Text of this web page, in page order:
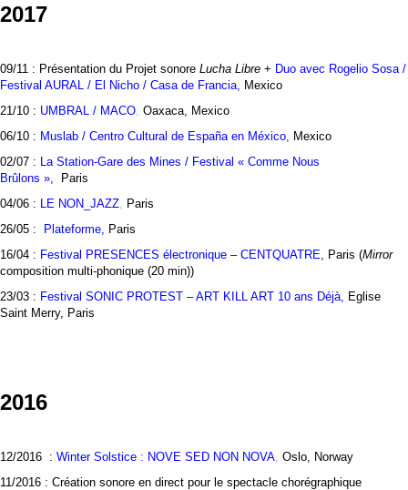
2017
09/11 : Présentation du Projet sonore Lucha Libre + Duo avec Rogelio Sosa /
Festival AURAL / El Nicho / Casa de Francia Mexico
21/10 : UMBRAL / MACO Oaxaca, Mexico
06/10 : Muslab / Centro Cultural de España en México, Mexico
02/07 : La Station-Gare des Mines / Festival « Comme Nous
Brûlons »,
Paris
04/06 : LE NON_JAZZ Paris
26/05 : Plateforme, Paris
16/04 : Festival PRESENCES électronique – CENTQUATRE , Paris (Mirror
composition multi-phonique (20 min))
23/03 : Festival SONIC PROTEST – ART KILL ART 10 ans Déjà, Eglise
Saint Merry, Paris
2016
12/2016 : Winter Solstice : NOVE SED NON NOVA Oslo, Norway
11/2016 : Création sonore en direct pour le spectacle chorégraphique